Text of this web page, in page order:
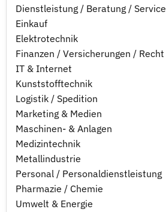
Dienstleistung / Beratung / Service
Einkauf
Elektrotechnik
Finanzen / Versicherungen / Recht
IT & Internet
Kunststofftechnik
Logistik / Spedition
Marketing & Medien
Maschinen- & Anlagen
Medizintechnik
Metallindustrie
Personal / Personaldienstleistung
Pharmazie / Chemie
Umwelt & Energie